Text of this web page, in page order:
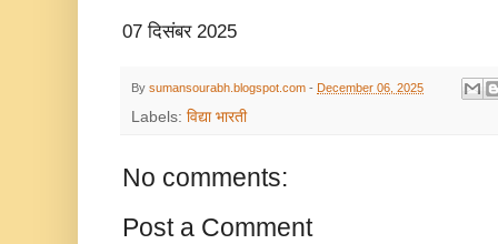
07 दिसंबर 2025
By sumansourabh.blogspot.com - December 06, 2025
Labels: विद्या भारती
No comments:
Post a Comment